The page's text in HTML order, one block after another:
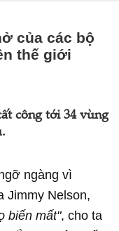
của các bộ
thế giới
công tới 34 vùng
ngàng vì
Jimmy Nelson,
biến mất", cho ta